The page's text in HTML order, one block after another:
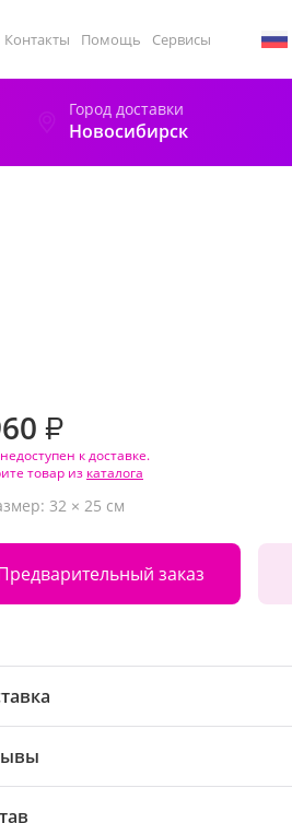
Контакты Помощь Сервисы
Город доставки
Новосибирск
₽
к доставке.
товар из каталога
32 × 25 см
заказ